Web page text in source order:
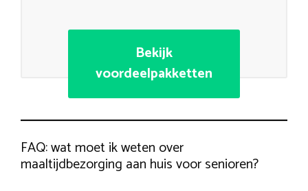
Bekijk
voordeelpakketten
FAQ: wat moet ik weten over
maaltijdbezorging aan huis voor senioren?